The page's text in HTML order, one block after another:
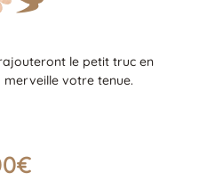
le petit truc en
votre tenue.
€